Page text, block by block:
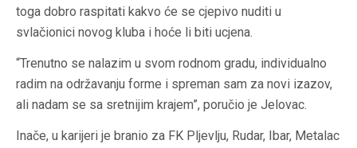
toga dobro raspitati kakvo će se cjepivo nuditi u
svlačionici novog kluba i hoće li biti ucjena.
“Trenutno se nalazim u svom rodnom gradu, individualno
radim na održavanju forme i spreman sam za novi izazov,
ali nadam se sa sretnijim krajem”, poručio je Jelovac.
Inače, u karijeri je branio za FK Pljevlju, Rudar, Ibar, Metalac